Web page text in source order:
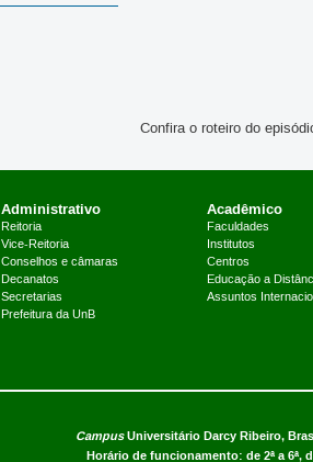
Confira o roteiro do
Administrativo
Reitoria
Vice-Reitoria
Conselhos e câmaras
Decanatos
Secretarias
Prefeitura da UnB
Acadêmico
Faculdades
Institutos
Centros
Educação a
Assuntos
CampusUniversitário Darcy Ribeiro,
Horário de funcionamento: de 2ª a 6ª,